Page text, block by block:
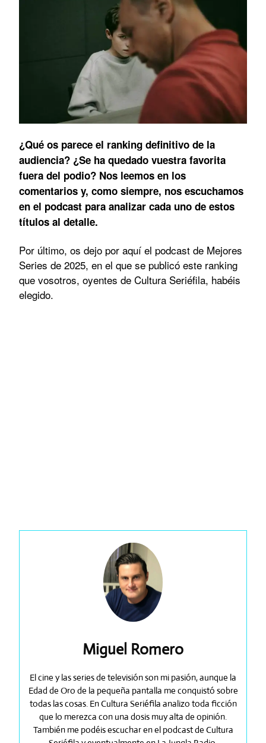
¿Qué os parece el ranking definitivo de la
audiencia? ¿Se ha quedado vuestra favorita
fuera del podio? Nos leemos en los
comentarios y, como siempre, nos escuchamos
en el podcast para analizar cada uno de estos
títulos al detalle.
Por último, os dejo por aquí el podcast de Mejores
Series de 2025, en el que se publicó este ranking
que vosotros, oyentes de Cultura Seriéfila, habéis
elegido.
Miguel Romero
El cine y las series de televisión son mi pasión, aunque la
Edad de Oro de la pequeña pantalla me conquistó sobre
todas las cosas. En Cultura Seriéfila analizo toda ficción
que lo merezca con una dosis muy alta de opinión.
También me podéis escuchar en el podcast de Cultura